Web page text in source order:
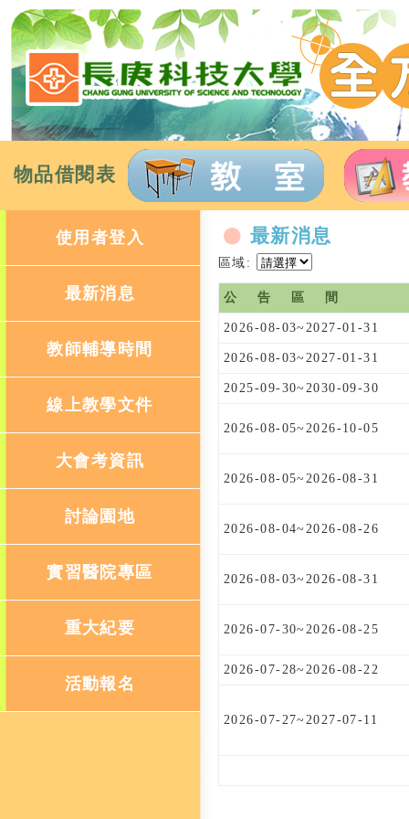
物品借閱表
使用者登入
最新消息
教師輔導時間
線上教學文件
大會考資訊
討論園地
實習醫院專區
重大紀要
活動報名
最新消息
區域:
公告區間
2026-08-03~2027-01-31
2026-08-03~2027-01-31
2025-09-30~2030-09-30
2026-08-05~2026-10-05
2026-08-05~2026-08-31
2026-08-04~2026-08-26
2026-08-03~2026-08-31
2026-07-30~2026-08-25
2026-07-28~2026-08-22
2026-07-27~2027-07-11